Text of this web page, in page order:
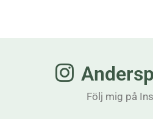
Följ mig på